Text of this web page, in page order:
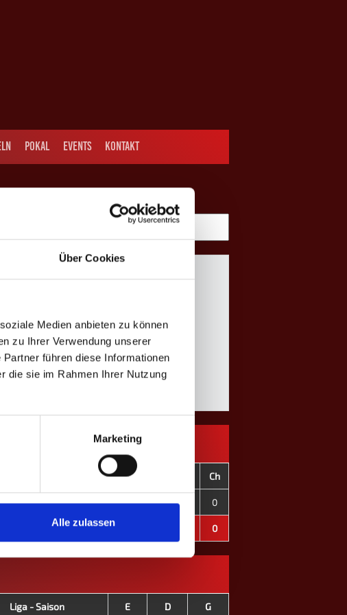
Über Cookies
Medien anbieten zu können
zu Ihrer Verwendung unserer
führen diese Informationen
die sie im Rahmen Ihrer Nutzung
Marketing
Alle zulassen
POKAL EVENTS KONTAKT
CD Ch
- 0 0 ±0 0 0 0
0 0 ±0 0
Liga - Saison E D G